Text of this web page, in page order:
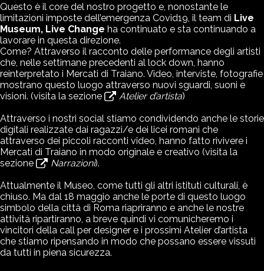
Questo è il core del nostro progetto e, nonostante le
limitazioni imposte dell’emergenza Covid19, il team di Live
Museum, Live Change ha continuato e sta continuando a
lavorare in questa direzione.
Come? Attraverso il racconto delle performance degli artisti
che, nelle settimane precedenti al lock down, hanno
reinterpretato i Mercati di Traiano. Video, interviste, fotografie
mostrano questo luogo attraverso nuovi sguardi, suoni e
visioni. (visita la sezione
Atelier d’artista)
Attraverso i nostri social stiamo condividendo anche le storie
digitali realizzate dai ragazzi/e dei licei romani che
attraverso dei piccoli racconti video, hanno fatto rivivere i
Mercati di Traiano in modo originale e creativo (visita la
sezione
Narrazioni).
Attualmente il Museo, come tutti gli altri istituti culturali, è
chiuso. Ma dal 18 maggio anche le porte di questo luogo
simbolo della città di Roma riapriranno e anche le nostre
attività ripartiranno, a breve quindi vi comunicheremo i
vincitori della call per designer e i prossimi Atelier d’artista
che stiamo ripensando in modo che possano essere vissuti
da tutti in piena sicurezza.